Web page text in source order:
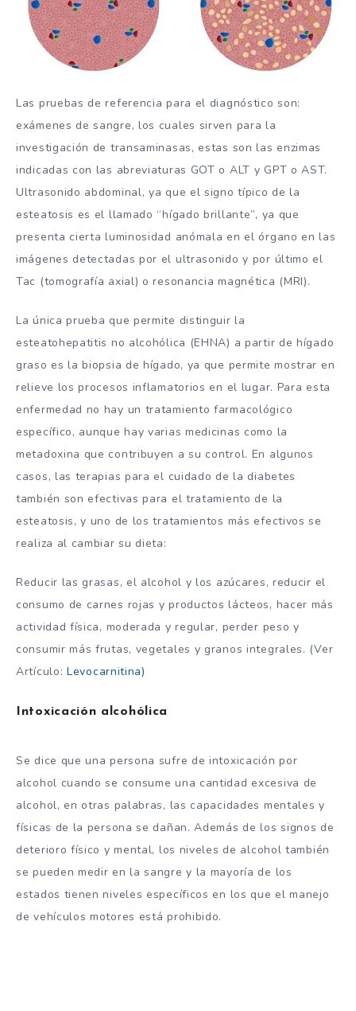
Las pruebas de referencia para el diagnóstico son:
exámenes de sangre, los cuales sirven para la
investigación de transaminasas, estas son las enzimas
indicadas con las abreviaturas GOT o ALT y GPT o AST.
Ultrasonido abdominal, ya que el signo típico de la
esteatosis es el llamado “hígado brillante”, ya que
presenta cierta luminosidad anómala en el órgano en las
imágenes detectadas por el ultrasonido y por último el
Tac (tomografía axial) o resonancia magnética (MRI).
La única prueba que permite distinguir la
esteatohepatitis no alcohólica (EHNA) a partir de hígado
graso es la biopsia de hígado, ya que permite mostrar en
relieve los procesos inflamatorios en el lugar. Para esta
enfermedad no hay un tratamiento farmacológico
específico, aunque hay varias medicinas como la
metadoxina que contribuyen a su control. En algunos
casos, las terapias para el cuidado de la diabetes
también son efectivas para el tratamiento de la
esteatosis, y uno de los tratamientos más efectivos se
realiza al cambiar su dieta:
Reducir las grasas, el alcohol y los azúcares, reducir el
consumo de carnes rojas y productos lácteos, hacer más
actividad física, moderada y regular, perder peso y
consumir más frutas, vegetales y granos integrales. (Ver
Artículo: Levocarnitina)
Intoxicación alcohólica
Se dice que una persona sufre de intoxicación por
alcohol cuando se consume una cantidad excesiva de
alcohol, en otras palabras, las capacidades mentales y
físicas de la persona se dañan. Además de los signos de
deterioro físico y mental, los niveles de alcohol también
se pueden medir en la sangre y la mayoría de los
estados tienen niveles específicos en los que el manejo
de vehículos motores está prohibido.